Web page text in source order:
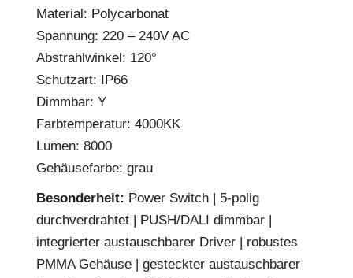
Material: Polycarbonat
Spannung: 220 – 240V AC
Abstrahlwinkel: 120°
Schutzart: IP66
Dimmbar: Y
Farbtemperatur: 4000KK
Lumen: 8000
Gehäusefarbe: grau
Besonderheit: Power Switch | 5-polig
durchverdrahtet | PUSH/DALI dimmbar |
integrierter austauschbarer Driver | robustes
PMMA Gehäuse | gesteckter austauschbarer